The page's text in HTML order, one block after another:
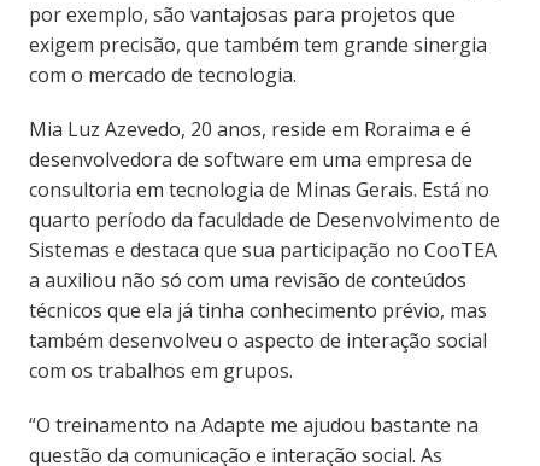
por exemplo, são vantajosas para projetos que
exigem precisão, que também tem grande sinergia
com o mercado de tecnologia.
Mia Luz Azevedo, 20 anos, reside em Roraima e é
desenvolvedora de software em uma empresa de
consultoria em tecnologia de Minas Gerais. Está no
quarto período da faculdade de Desenvolvimento de
Sistemas e destaca que sua participação no CooTEA
a auxiliou não só com uma revisão de conteúdos
técnicos que ela já tinha conhecimento prévio, mas
também desenvolveu o aspecto de interação social
com os trabalhos em grupos.
“O treinamento na Adapte me ajudou bastante na
questão da comunicação e interação social. As